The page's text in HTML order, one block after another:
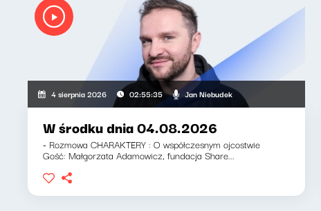
4 sierpnia 2026 02:55:35 Jan Niebudek
W środku dnia 04.08.2026
- Rozmowa CHARAKTERY : O współczesnym ojcostwie
Gość: Małgorzata Adamowicz, fundacja Share...